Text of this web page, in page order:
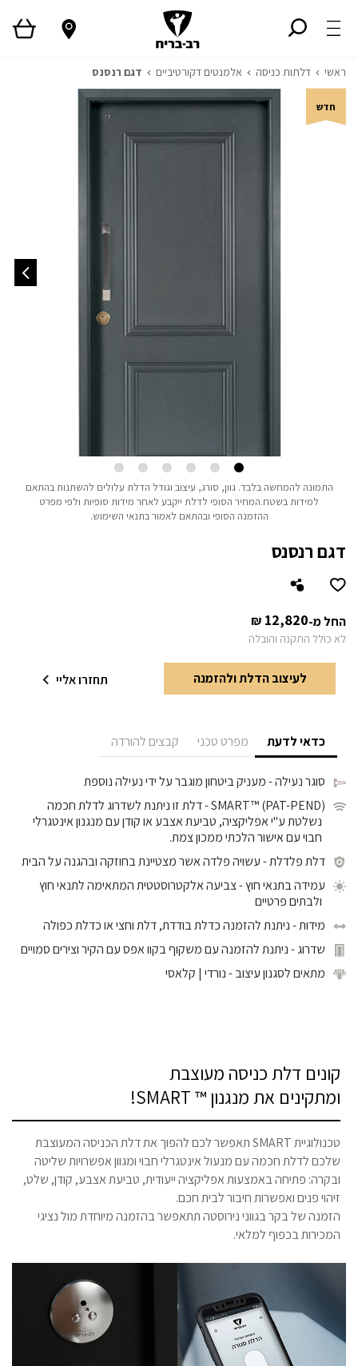
ראשי דלתות כניסה אלמנטים דקורטיביים דגם רנסנס
דגם רנסנס
החל מ- ₪ 12,820
לא כולל התקנה והובלה
לעיצוב הדלת ולהזמנה תחזרו אליי
כדאי לדעת מפרט טכני קבצים להורדה
סוגר נעילה- מעניק ביטחון מוגבר על ידי נעילה נוספת
SMART™ (PAT-PEND)- דלת זו ניתנת לשדרוג לדלת חכמה
נשלטת ע"י אפליקציה, טביעת אצבע או קודן עם מנגנון אינטגרלי
חבוי עם אישור הלכתי ממכון צמת.
דלת פלדלת- עשויה פלדה אשר מצטיינת בחוזקה ובהגנה על הבית
עמידה בתנאי חוץ- צביעה אלקטרוסטטית המתאימה לתנאי חוץ
ולבתים פרטיים
מידות- ניתנת להזמנה כדלת בודדת, דלת וחצי או כדלת כפולה
שדרוג- ניתנת להזמנה עם משקוף בקוו אפס עם הקיר וצירים סמויים
מתאים לסגנון עיצוב- נורדי | קלאסי
חדש
התמונה להמחשה בלבד.גוון, סורג, עיצוב וגודל הדלת עלולים להשתנות בהתאם
למידות בשטח.המחיר הסופי לדלת ייקבע לאחר מידות סופיות ולפי מפרט
ההזמנה הסופי ובהתאם לאמור בתנאי השימוש.
קונים דלת כניסה מעוצבת
ומתקינים את מנגנון ™ SMART!
טכנולוגיית SMART תאפשר לכם להפוך את דלת הכניסה המעוצבת
שלכם לדלת חכמה עם מנעול אינטגרלי חבוי ומגוון אפשרויות שליטה
ובקרה: פתיחה באמצעות אפליקציה ייעודית, טביעת אצבע, קודן, שלט,
זיהוי פנים ואפשרות חיבור לבית חכם.
הזמנה של בקר בגווני נירוסטה תתאפשר בהזמנה מיוחדת מול נציגי
המכירות בכפוף למלאי.